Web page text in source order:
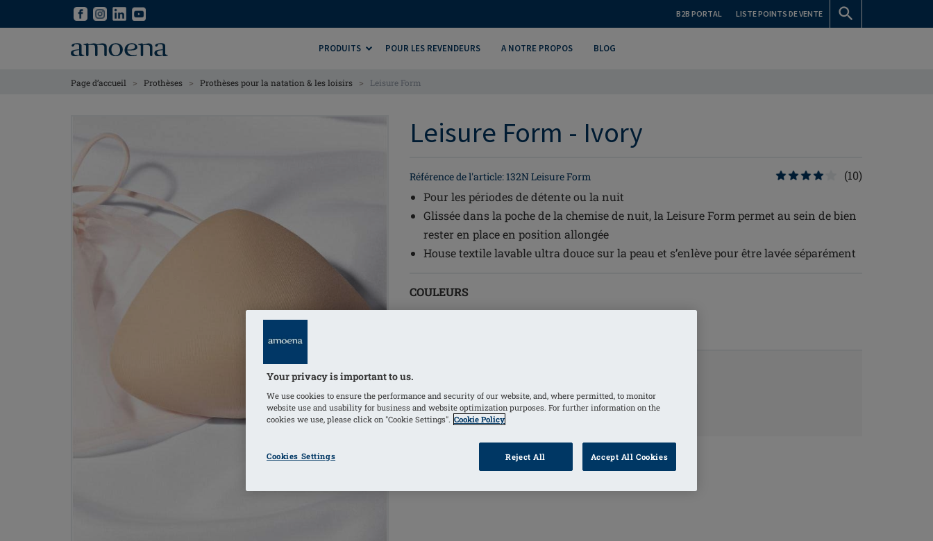
B2B PORTAL LISTE POINTS DE VENTE
PRODUITS POUR LES REVENDEURS A NOTRE PROPOS BLOG
Page d’accueil > Prothèses > Prothèses pour la natation & les loisirs > Leisure Form
Leisure Form - Ivory
Référence de l'article: 132N Leisure Form
(10)
Pour les périodes de détente ou la nuit
Glissée dans la poche de la chemise de nuit, la Leisure Form permet au sein de bien
rester en place en position allongée
House textile lavable ultra douce sur la peau et s’enlève pour être lavée séparément
COULEURS
TROUVER UN
POINT DE VENTE
INFORMATIONS
Your privacy is important to us.
We use cookies to ensure the performance and security of our website, and, where permitted, to monitor
website use and usability for business and website optimization purposes. For further information on the
cookies we use, please click on "Cookie Settings". Cookie Policy
Cookies Settings Reject All Accept All Cookies